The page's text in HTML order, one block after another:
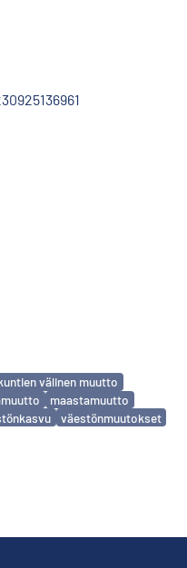
välinen muutto
maastamuutto
väestönmuutokset